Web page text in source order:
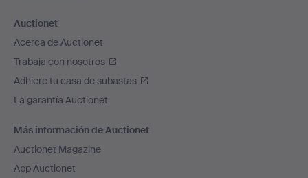
Auctionet
Acerca de Auctionet
Trabaja con nosotros
Adhiere tu casa de subastas
La garantía Auctionet
Más información de Auctionet
Auctionet Magazine
App Auctionet